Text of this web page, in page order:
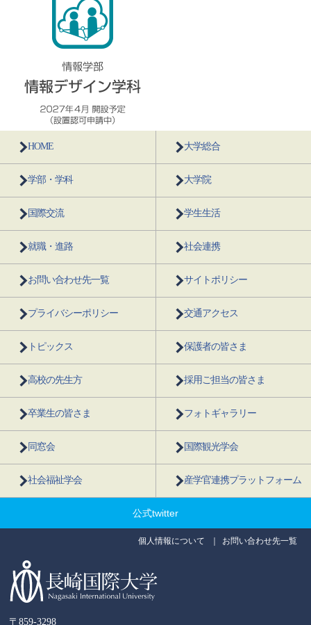
HOME 大学総合
学部・学科 大学院
国際交流 学生生活
就職・進路 社会連携
お問い合わせ先一覧 サイトポリシー
プライバシーポリシー 交通アクセス
トピックス 保護者の皆さま
高校の先生方 採用ご担当の皆さま
卒業生の皆さま フォトギャラリー
同窓会 国際観光学会
社会福祉学会 産学官連携プラットフォーム
公式twitter
〒859-3298
個人情報について お問い合わせ先一覧